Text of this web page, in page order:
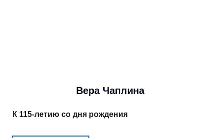
Вера Чаплина
К 115-летию со дня рождения